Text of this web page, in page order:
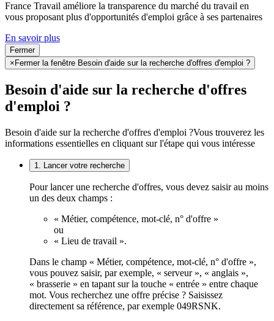
France Travail améliore la transparence du marché du travail en
vous proposant plus d'opportunités d'emploi grâce à ses partenaires
En savoir plus
Fermer
× Fermer la fenêtre Besoin d'aide sur la recherche d'offres d'emploi ?
Besoin d'aide sur la recherche d'offres
d'emploi ?
Besoin d'aide sur la recherche d'offres d'emploi ?Vous trouverez les
informations essentielles en cliquant sur l'étape qui vous intéresse
1. Lancer votre recherche
Pour lancer une recherche d'offres, vous devez saisir au moins
un des deux champs :
« Métier, compétence, mot-clé, n° d'offre »
ou
« Lieu de travail ».
Dans le champ « Métier, compétence, mot-clé, n° d'offre »,
vous pouvez saisir, par exemple, « serveur », « anglais »,
« brasserie » en tapant sur la touche « entrée » entre chaque
mot. Vous recherchez une offre précise ? Saisissez
directement sa référence, par exemple 049RSNK.